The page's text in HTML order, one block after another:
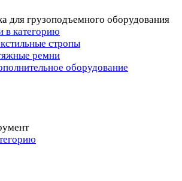
для грузоподъемного оборудования
в категорию
стропы
ремни
оборудование